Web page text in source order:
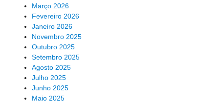
Março 2026
Fevereiro 2026
Janeiro 2026
Novembro 2025
Outubro 2025
Setembro 2025
Agosto 2025
Julho 2025
Junho 2025
Maio 2025